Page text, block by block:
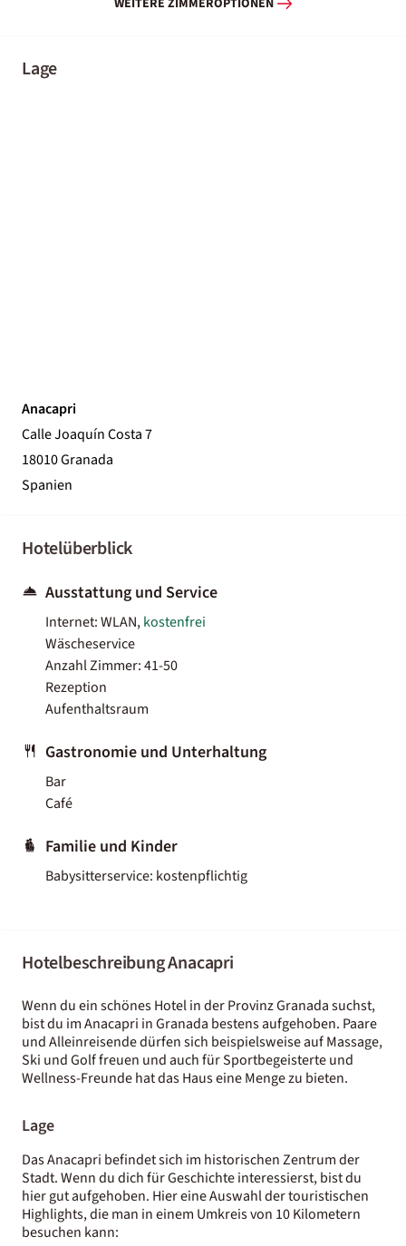
WEITERE ZIMMEROPTIONEN
Lage
Anacapri
Calle Joaquín Costa 7
18010 Granada
Spanien
Hotelüberblick
Ausstattung und Service
Internet: WLAN,kostenfrei
Wäscheservice
Anzahl Zimmer: 41-50
Rezeption
Aufenthaltsraum
Gastronomie und Unterhaltung
Bar
Café
Familie und Kinder
Babysitterservice: kostenpflichtig
Hotelbeschreibung Anacapri
Wenn du ein schönes Hotel in der Provinz Granada suchst,
bist du im Anacapri in Granada bestens aufgehoben. Paare
und Alleinreisende dürfen sich beispielsweise auf Massage,
Ski und Golf freuen und auch für Sportbegeisterte und
Wellness-Freunde hat das Haus eine Menge zu bieten.
Lage
Das Anacapri befindet sich im historischen Zentrum der
Stadt. Wenn du dich für Geschichte interessierst, bist du
hier gut aufgehoben. Hier eine Auswahl der touristischen
Highlights, die man in einem Umkreis von 10 Kilometern
besuchen kann: